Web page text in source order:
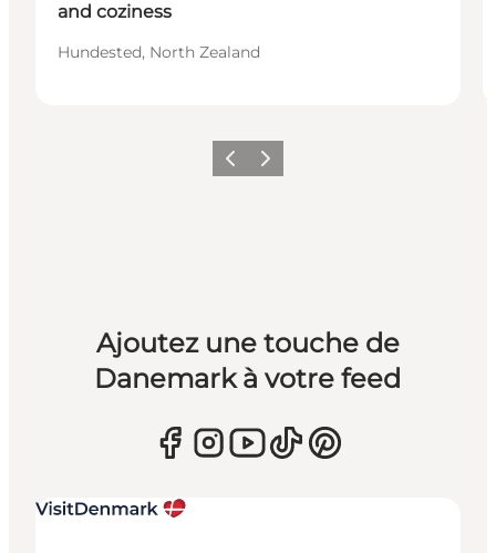
and coziness
Hundested, North Zealand
PrécédentSuivant
Ajoutez une touche de
Danemark à votre feed